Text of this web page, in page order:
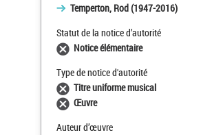
Temperton, Rod (1947-2016)
Statut de la notice d’autorité
Notice élémentaire
Type de notice d'autorité
Titre uniforme musical
Œuvre
Auteur d’œuvre